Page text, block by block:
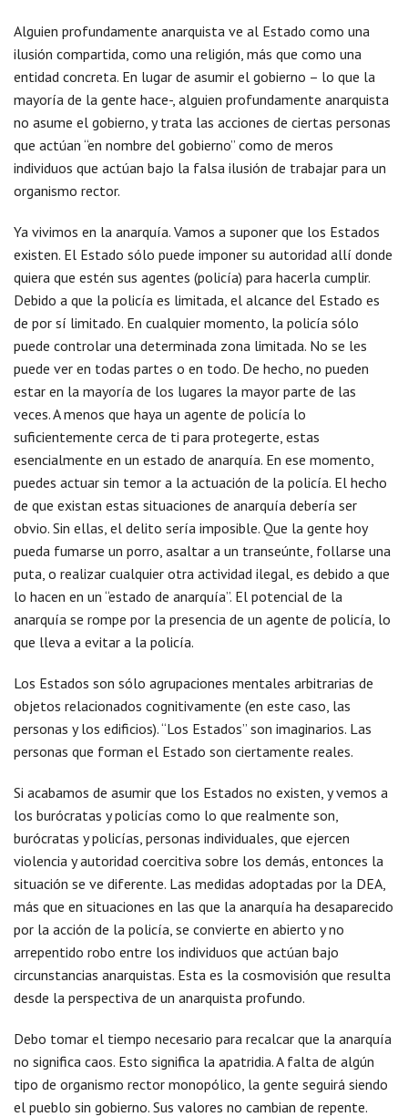
Alguien profundamente anarquista ve al Estado como una
ilusión compartida, como una religión, más que como una
entidad concreta. En lugar de asumir el gobierno – lo que la
mayoría de la gente hace-, alguien profundamente anarquista
no asume el gobierno, y trata las acciones de ciertas personas
que actúan “en nombre del gobierno” como de meros
individuos que actúan bajo la falsa ilusión de trabajar para un
organismo rector.
Ya vivimos en la anarquía. Vamos a suponer que los Estados
existen. El Estado sólo puede imponer su autoridad allí donde
quiera que estén sus agentes (policía) para hacerla cumplir.
Debido a que la policía es limitada, el alcance del Estado es
de por sí limitado. En cualquier momento, la policía sólo
puede controlar una determinada zona limitada. No se les
puede ver en todas partes o en todo. De hecho, no pueden
estar en la mayoría de los lugares la mayor parte de las
veces. A menos que haya un agente de policía lo
suficientemente cerca de ti para protegerte, estas
esencialmente en un estado de anarquía. En ese momento,
puedes actuar sin temor a la actuación de la policía. El hecho
de que existan estas situaciones de anarquía debería ser
obvio. Sin ellas, el delito sería imposible. Que la gente hoy
pueda fumarse un porro, asaltar a un transeúnte, follarse una
puta, o realizar cualquier otra actividad ilegal, es debido a que
lo hacen en un “estado de anarquía”. El potencial de la
anarquía se rompe por la presencia de un agente de policía, lo
que lleva a evitar a la policía.
Los Estados son sólo agrupaciones mentales arbitrarias de
objetos relacionados cognitivamente (en este caso, las
personas y los edificios). “Los Estados” son imaginarios. Las
personas que forman el Estado son ciertamente reales.
Si acabamos de asumir que los Estados no existen, y vemos a
los burócratas y policías como lo que realmente son,
burócratas y policías, personas individuales, que ejercen
violencia y autoridad coercitiva sobre los demás, entonces la
situación se ve diferente. Las medidas adoptadas por la DEA,
más que en situaciones en las que la anarquía ha desaparecido
por la acción de la policía, se convierte en abierto y no
arrepentido robo entre los individuos que actúan bajo
circunstancias anarquistas. Esta es la cosmovisión que resulta
desde la perspectiva de un anarquista profundo.
Debo tomar el tiempo necesario para recalcar que la anarquía
no significa caos. Esto significa la apatridia. A falta de algún
tipo de organismo rector monopólico, la gente seguirá siendo
el pueblo sin gobierno. Sus valores no cambian de repente.